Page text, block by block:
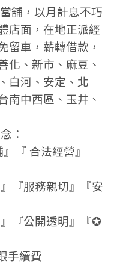
舖，以月計息不巧
店面，在地正派經
留車，薪轉借款，
化、新市、麻豆、
白河、安定、北
南中西區、玉井、
：
『 合法經營』
『服務親切』『安
』『公開透明』『✪
手續費